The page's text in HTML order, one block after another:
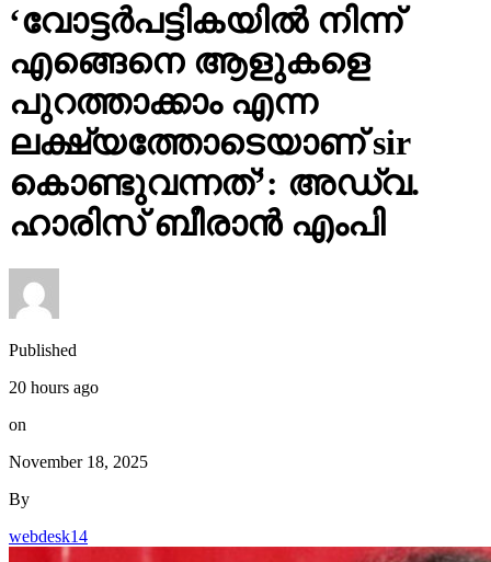
‘വോട്ടര്‍പട്ടികയില്‍ നിന്ന്
എങ്ങെനെ ആളുകളെ
പുറത്താക്കാം എന്ന
ലക്ഷ്യത്തോടെയാണ് sir
കൊണ്ടുവന്നത്’: അഡ്വ.
ഹാരിസ് ബീരാൻ എംപി
Published
20 hours ago
on
November 18, 2025
By
webdesk14